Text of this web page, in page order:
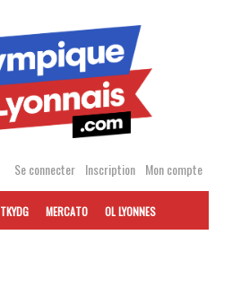
Se connecter Inscription Mon compte
TKYDG MERCATO OL LYONNES